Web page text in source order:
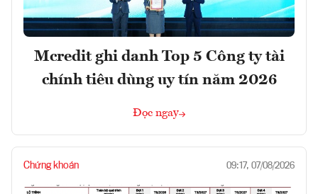
Mcredit ghi danh Top 5 Công ty tài
chính tiêu dùng uy tín năm 2026
Đọc ngay
Chứng khoán 09:17, 07/08/2026